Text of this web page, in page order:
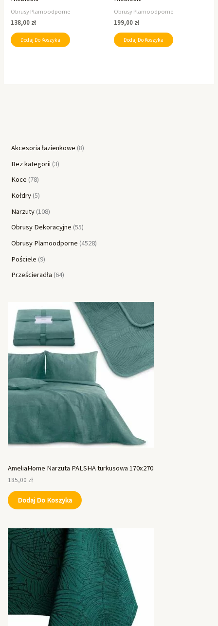
Akcesoria łazienkowe 8
Bez kategorii 3
Koce 78
Kołdry 5
Narzuty 108
Obrusy Dekoracyjne 55
Obrusy Plamoodporne 4528
Pościele 9
Prześcieradła 64
AmeliaHome Narzuta PALSHA turkusowa 170x270
185,00 zł
Dodaj Do Koszyka
Obrusy Plamoodporne
138,00 zł
Dodaj Do Koszyka
Obrusy Plamoodporne
199,00 zł
Dodaj Do Koszyka